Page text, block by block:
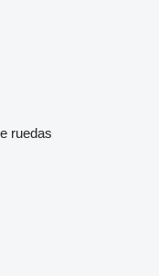
ruedas